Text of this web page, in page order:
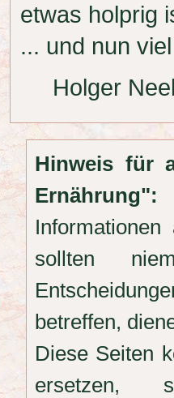
etwas holprig
... und nun
Holger
Hinweis für
Ernährung":
sollten
betreffen,
Diese Seiten
ersetzen,